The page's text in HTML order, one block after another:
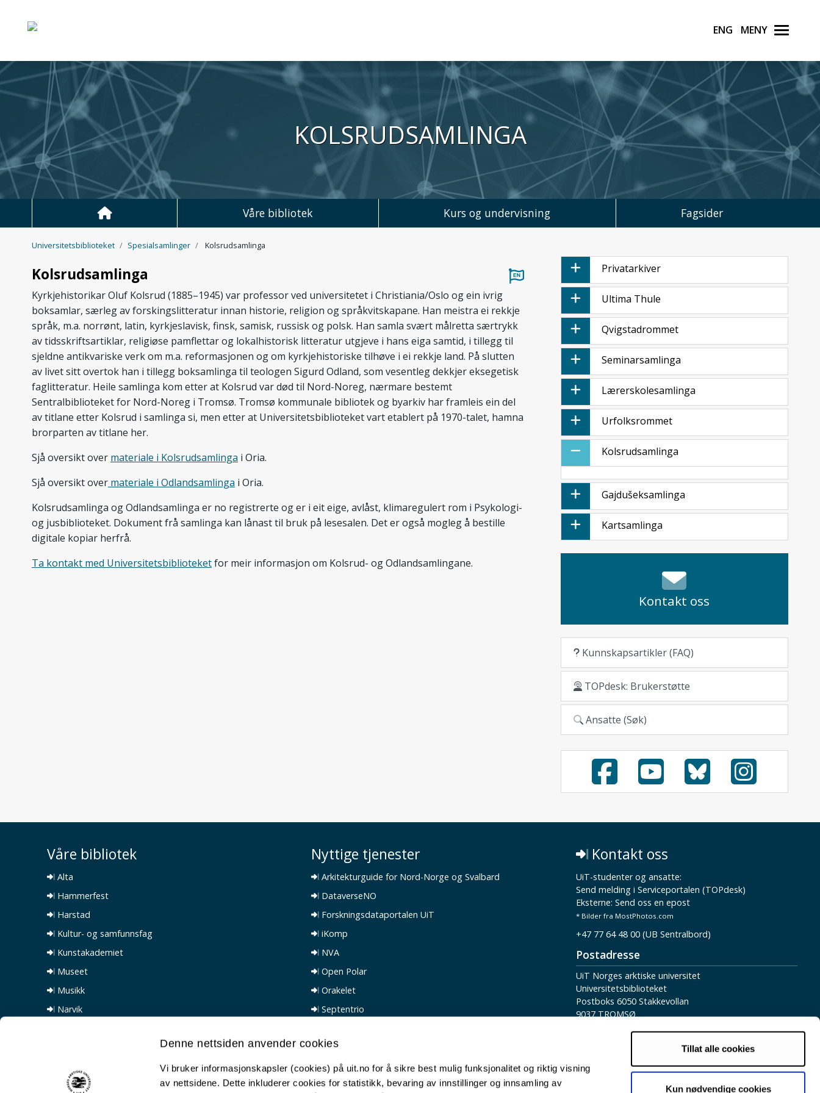
Denne nettsiden anvender cookies
Vi bruker informasjonskapsler (cookies) på uit.no for å sikre best mulig funksjonalitet og riktig visning
av nettsidene. Dette inkluderer cookies for statistikk, bevaring av innstillinger og innsamling av
Tillat alle cookies
Kun nødvendige cookies
Hopp til hovedinnhold
English Meny
KOLSRUD­SAMLINGA
Våre bibliotek Kurs og undervisning Fagsider
Universitetsbiblioteket Spesialsamlinger Kolsrud­samlinga
Kolsrud­samlinga
Kyrkjehistorikar Oluf Kolsrud (1885–1945) var professor ved universitetet i Christiania/Oslo og ein ivrig
boksamlar, særleg av forskingslitteratur innan historie, religion og språkvitskapane. Han meistra ei rekkje
språk, m.a. norrønt, latin, kyrkjeslavisk, finsk, samisk, russisk og polsk. Han samla svært målretta særtrykk
av tidsskriftsartiklar, religiøse pamflettar og lokalhistorisk litteratur utgjeve i hans eiga samtid, i tillegg til
sjeldne antikvariske verk om m.a. reformasjonen og om kyrkjehistoriske tilhøve i ei rekkje land. På slutten
av livet sitt overtok han i tillegg boksamlinga til teologen Sigurd Odland, som vesentleg dekkjer eksegetisk
faglitteratur. Heile samlinga kom etter at Kolsrud var død til Nord-Noreg, nærmare bestemt
Sentralbiblioteket for Nord-Noreg i Tromsø. Tromsø kommunale bibliotek og byarkiv har framleis ein del
av titlane etter Kolsrud i samlinga si, men etter at Universitetsbiblioteket vart etablert på 1970-talet, hamna
brorparten av titlane her.
Sjå oversikt over materiale i Kolsrudsamlinga i Oria.
Sjå oversikt over materiale i Odlandsamlinga i Oria.
Kolsrudsamlinga og Odlandsamlinga er no registrerte og er i eit eige, avlåst, klimaregulert rom i Psykologi-
og jusbiblioteket. Dokument frå samlinga kan lånast til bruk på lesesalen. Det er også mogleg å bestille
digitale kopiar herfrå.
Ta kontakt med Universitetsbiblioteketfor meir informasjon om Kolsrud- og Odlandsamlingane.
Privatarkiver
Ultima Thule
Qvigstad­rommet
Seminar­samlinga
Lærerskole­samlinga
Urfolksrommet
Kolsrud­samlinga
Gajduš­eksamlinga
Kartsamlinga
Kontakt oss
Kunnskapsartikler (FAQ)
TOPdesk: Brukerstøtte
Ansatte (Søk)
Våre bibliotek
Alta
Hammerfest
Harstad
Kultur- og samfunnsfag
Kunstakademiet
Museet
Musikk
Narvik
Nyttige tjenester
Arkitekturguide for Nord-Norge og Svalbard
DataverseNO
Forskningsdataportalen UiT
iKomp
NVA
Open Polar
Orakelet
Septentrio
UiTs publiseringsfond
Personvernerklæring
Universell utforming
Kontakt oss
UiT-studenter og ansatte:
Send melding i Serviceportalen (TOPdesk)
Eksterne: Send oss en epost
* Bilder fra MostPhotos.com
+47 77 64 48 00 (UB Sentralbord)
Postadresse
UiT Norges arktiske universitet
Universitetsbiblioteket
Postboks 6050 Stakkevollan
9037 TROMSØ
Fakturaadresse
UiT Norges arktiske universitet
Fakturamottak DFØ